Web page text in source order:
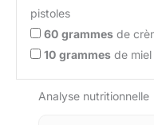
pistoles
60 grammes de
10 grammes de miel
Analyse nutritionnelle